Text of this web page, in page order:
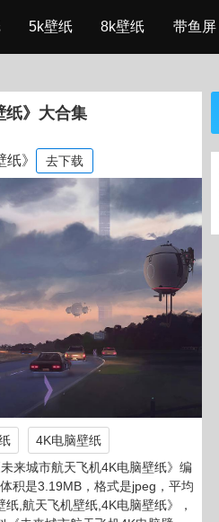
5k壁纸 8k壁纸 带鱼屏
纸》大合集
》 去下载
4K电脑壁纸
来城市航天飞机4K电脑壁纸》编
积是3.19MB，格式是jpeg，平均
,航天飞机壁纸,4K电脑壁纸》，